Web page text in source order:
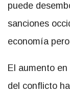
puede
sanciones
economía
El aumento
del conflicto